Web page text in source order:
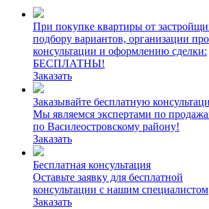
При покупке квартиры от
подбору вариантов, организации
консультации и оформлению сделки:
БЕСПЛАТНЫ!
Заказать
Заказывайте бесплатную
Мы являемся экспертами по
по Василеостровскому району!
Заказать
Бесплатная консультация
Оставьте заявку для бесплатной
консультации с нашим специалистом
Заказать